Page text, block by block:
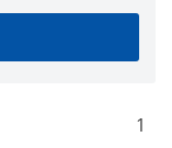
1